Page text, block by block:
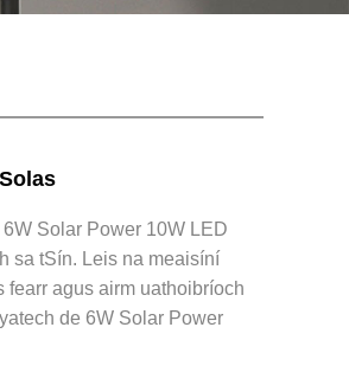
Solar Power 10W LED
sa tSín. Leis na meaisíní
agus airm uathoibríoch
de 6W Solar Power